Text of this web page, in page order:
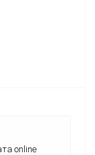
online